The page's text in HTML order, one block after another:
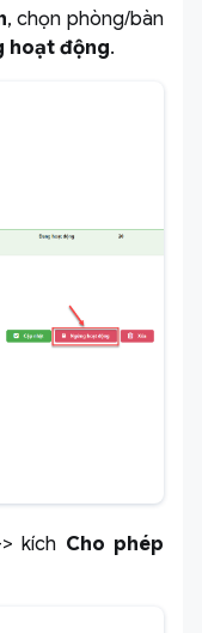
, chọn phòng/bàn
hoạt động.
kích Cho phép